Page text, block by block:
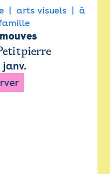
arts visuels
à
janv.